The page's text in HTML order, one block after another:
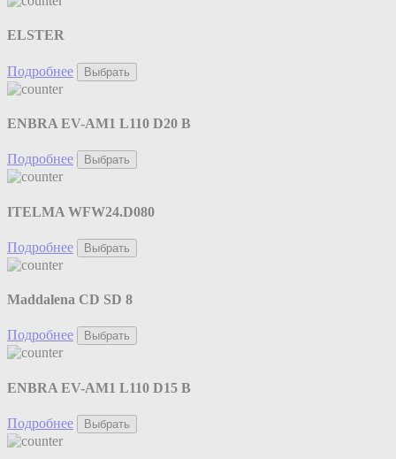
ELSTER
Подробнее Выбрать
ENBRA EV-AM1 L110 D20 B
Подробнее Выбрать
ITELMA WFW24.D080
Подробнее Выбрать
Maddalena CD SD 8
Подробнее Выбрать
ENBRA EV-AM1 L110 D15 B
Подробнее Выбрать